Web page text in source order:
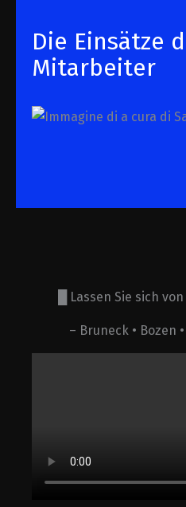
Die Einsätze
Mitarbeiter
█ Lassen Sie sich
– Bruneck • Bozen